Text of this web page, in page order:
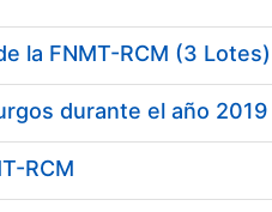
la FNMT-RCM (3 Lotes)
durante el año 2019
RCM